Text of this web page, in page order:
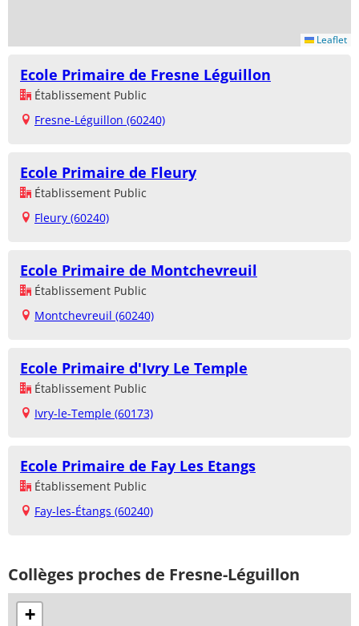
Leaflet
Ecole Primaire de Fresne Léguillon
Établissement Public
Fresne-Léguillon (60240)
Ecole Primaire de Fleury
Établissement Public
Fleury (60240)
Ecole Primaire de Montchevreuil
Établissement Public
Montchevreuil (60240)
Ecole Primaire d'Ivry Le Temple
Établissement Public
Ivry-le-Temple (60173)
Ecole Primaire de Fay Les Etangs
Établissement Public
Fay-les-Étangs (60240)
Collèges proches de Fresne-Léguillon
+